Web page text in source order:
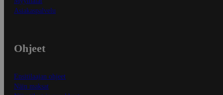
Asiakaspalvelu
Ohjeet
Ensitilaajan ohjeet
Näin maksat